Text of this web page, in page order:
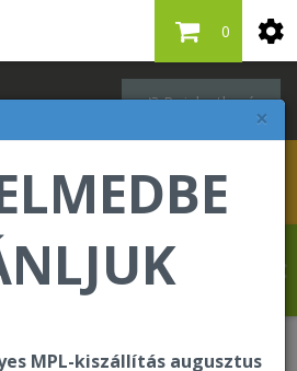
×
MPL-kiszállítás augusztus
Bejelentkezés
0
üdvözli Önt a Forever Living
áruházában!